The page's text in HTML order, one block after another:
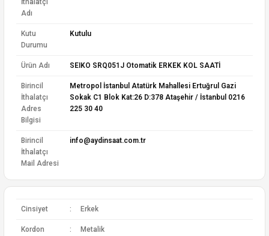
İthalatçı
Adı
Kutu
Durumu
Kutulu
Ürün Adı SEIKO SRQ051J Otomatik ERKEK KOL SAATİ
Birincil
İthalatçı
Adres
Bilgisi
Metropol İstanbul Atatürk Mahallesi Ertuğrul Gazi
Sokak C1 Blok Kat:26 D:378 Ataşehir / İstanbul 0216
225 30 40
Birincil
İthalatçı
Mail Adresi
info@aydinsaat.com.tr
Cinsiyet : Erkek
Kordon
: Metalik